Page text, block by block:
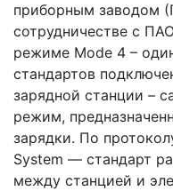
приборным заводом
сотрудничестве с
режиме Mode 4 –
стандартов
зарядной станции –
режим,
зарядки. По
System — стандарт
между станцией и